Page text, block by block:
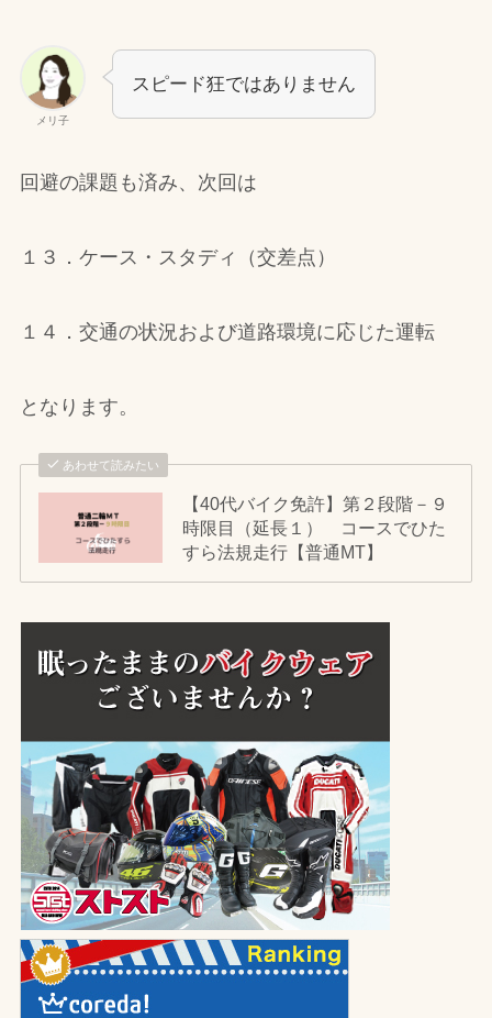
メリ子
スピード狂ではありません
回避の課題も済み、次回は
１３．ケース・スタディ（交差点）
１４．交通の状況および道路環境に応じた運転
となります。
あわせて読みたい
【40代バイク免許】第２段階－９
時限目（延長１） コースでひた
すら法規走行【普通MT】